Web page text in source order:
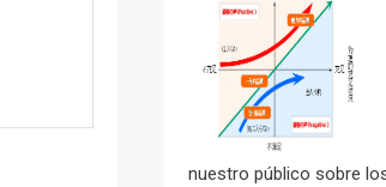
nuestro público sobre